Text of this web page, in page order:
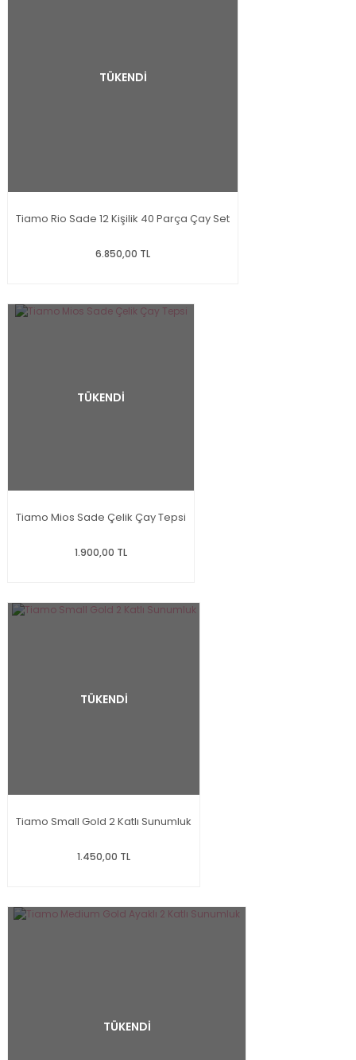
TÜKENDİ
Tiamo Rio Sade 12 Kişilik 40 Parça Çay Set
6.850,00 TL
TÜKENDİ
Tiamo Mios Sade Çelik Çay Tepsi
1.900,00 TL
TÜKENDİ
Tiamo Small Gold 2 Katlı Sunumluk
1.450,00 TL
TÜKENDİ